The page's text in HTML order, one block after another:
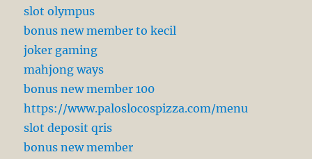
slot olympus
bonus new member to kecil
joker gaming
mahjong ways
bonus new member 100
https://www.paloslocospizza.com/menu
slot deposit qris
bonus new member